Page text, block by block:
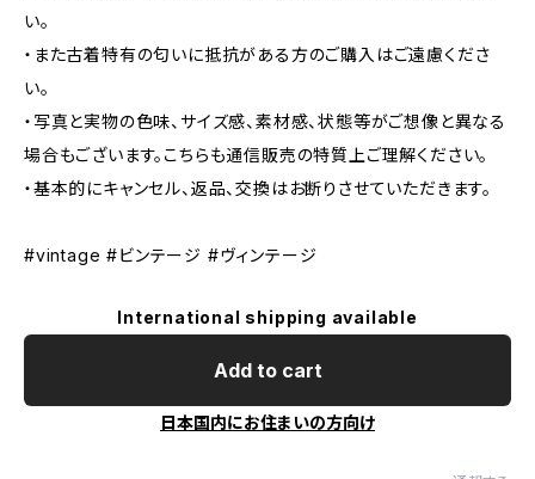
い。
・また古着特有の匂いに抵抗がある方のご購入はご遠慮くださ
い。
・写真と実物の色味、サイズ感、素材感、状態等がご想像と異なる
場合もございます。こちらも通信販売の特質上ご理解ください。
・基本的にキャンセル、返品、交換はお断りさせていただきます。
#vintage #ビンテージ #ヴィンテージ
International shipping available
Add to cart
日本国内にお住まいの方向け